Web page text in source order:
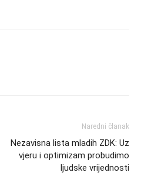
Naredni članak
Nezavisna lista mladih ZDK: Uz
vjeru i optimizam probudimo
ljudske vrijednosti